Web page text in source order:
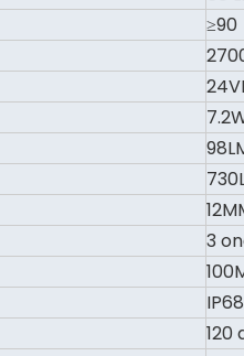
≥90
3
IP68
120